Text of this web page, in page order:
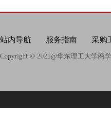
站内导航 服务指南 采购
Copyright © 2021@华东理工大学商